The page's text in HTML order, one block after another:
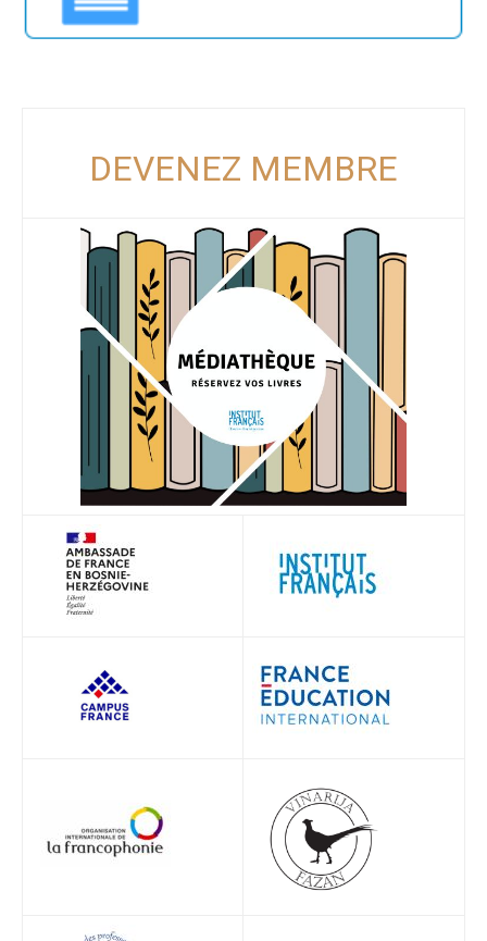
DEVENEZ MEMBRE